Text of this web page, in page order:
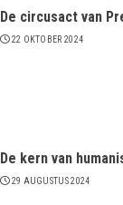
De circusact van
22 OKTOBER 2024
De kern van
29 AUGUSTUS 2024